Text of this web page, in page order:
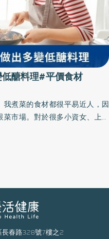
醣料理#平價食材
我煮菜的食材都很平易近人，因
市場。對於很多小資女、上班
什麼，缺少的不加也沒關係！
吃，順便消耗脂肪，而不是銀
你的減醣飲食可以持之以恆。
春路328號7樓之2